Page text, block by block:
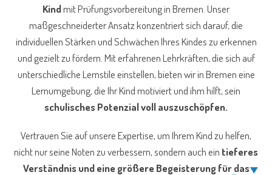
Kindmit Prüfungsvorbereitung in Bremen. Unser
maßgeschneiderter Ansatz konzentriert sich darauf, die
individuellen Stärken und Schwächen Ihres Kindes zu erkennen
und gezielt zu fördern. Mit erfahrenen Lehrkräften, die sich auf
unterschiedliche Lernstile einstellen, bieten wir in Bremen eine
Lernumgebung, die Ihr Kind motiviert und ihm hilft, sein
schulisches Potenzial voll auszuschöpfen.
Vertrauen Sie auf unsere Expertise, um Ihrem Kind zu helfen,
nicht nur seine Noten zu verbessern, sondern auch ein tieferes
Verständnis und eine größere Begeisterung für das